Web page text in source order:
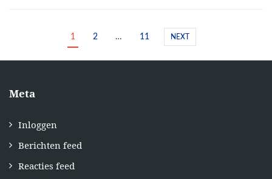
1 2 … 11 NEXT
Meta
Inloggen
Berichten feed
Reacties feed